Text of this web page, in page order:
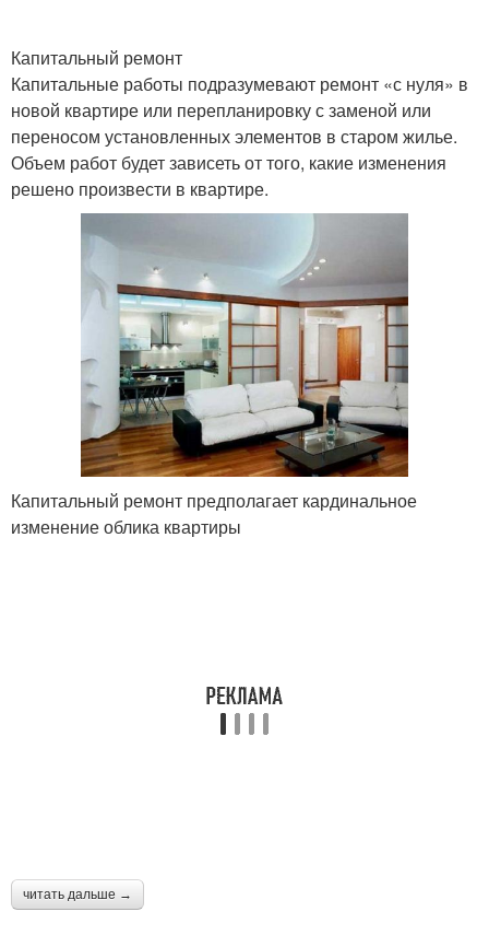
Капитальный ремонт
Капитальные работы подразумевают ремонт «с нуля» в
новой квартире или перепланировку с заменой или
переносом установленных элементов в старом жилье.
Объем работ будет зависеть от того, какие изменения
решено произвести в квартире.
Капитальный ремонт предполагает кардинальное
изменение облика квартиры
читать дальше →